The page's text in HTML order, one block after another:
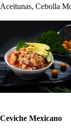
Aceitunas, Cebolla
Ceviche Mexicano